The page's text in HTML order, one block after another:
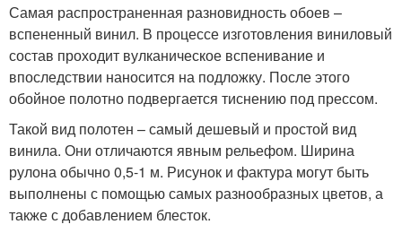
Самая распространенная разновидность обоев –
вспененный винил. В процессе изготовления виниловый
состав проходит вулканическое вспенивание и
впоследствии наносится на подложку. После этого
обойное полотно подвергается тиснению под прессом.
Такой вид полотен – самый дешевый и простой вид
винила. Они отличаются явным рельефом. Ширина
рулона обычно 0,5-1 м. Рисунок и фактура могут быть
выполнены с помощью самых разнообразных цветов, а
также с добавлением блесток.